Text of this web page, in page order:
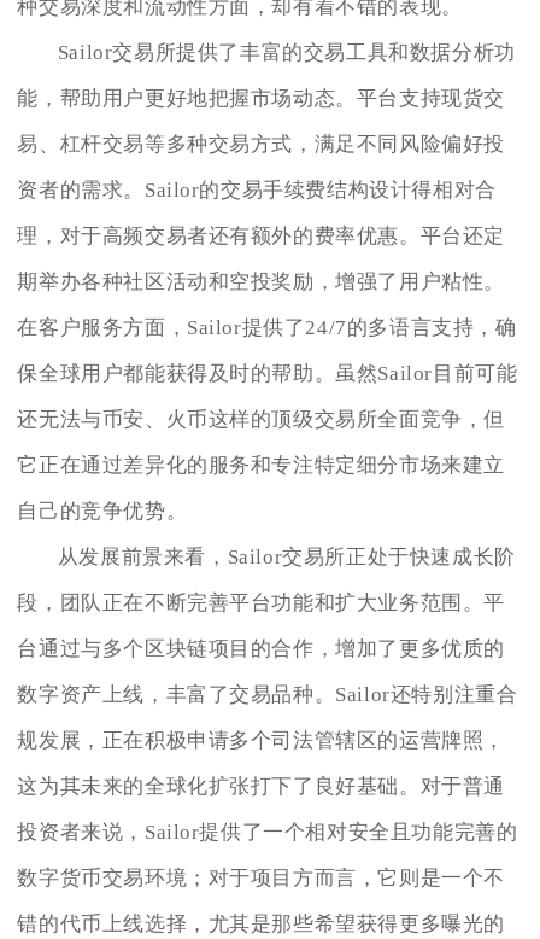
种交易深度和流动性方面，却有着不错的表现。
Sailor交易所提供了丰富的交易工具和数据分析功
能，帮助用户更好地把握市场动态。平台支持现货交
易、杠杆交易等多种交易方式，满足不同风险偏好投
资者的需求。Sailor的交易手续费结构设计得相对合
理，对于高频交易者还有额外的费率优惠。平台还定
期举办各种社区活动和空投奖励，增强了用户粘性。
在客户服务方面，Sailor提供了24/7的多语言支持，确
保全球用户都能获得及时的帮助。虽然Sailor目前可能
还无法与币安、火币这样的顶级交易所全面竞争，但
它正在通过差异化的服务和专注特定细分市场来建立
自己的竞争优势。
从发展前景来看，Sailor交易所正处于快速成长阶
段，团队正在不断完善平台功能和扩大业务范围。平
台通过与多个区块链项目的合作，增加了更多优质的
数字资产上线，丰富了交易品种。Sailor还特别注重合
规发展，正在积极申请多个司法管辖区的运营牌照，
这为其未来的全球化扩张打下了良好基础。对于普通
投资者来说，Sailor提供了一个相对安全且功能完善的
数字货币交易环境；对于项目方而言，它则是一个不
错的代币上线选择，尤其是那些希望获得更多曝光的